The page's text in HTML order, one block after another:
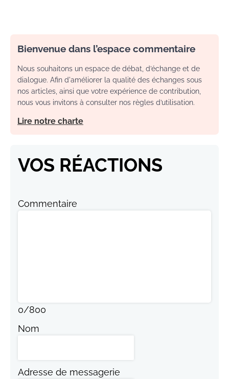
Bienvenue dans l’espace commentaire
Nous souhaitons un espace de débat, d’échange et de
dialogue. Afin d'améliorer la qualité des échanges sous
nos articles, ainsi que votre expérience de contribution,
nous vous invitons à consulter nos règles d’utilisation.
Lire notre charte
VOS RÉACTIONS
Commentaire
0/800
Nom
Adresse de messagerie